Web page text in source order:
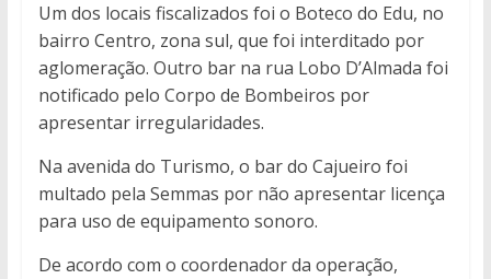
Um dos locais fiscalizados foi o Boteco do Edu, no
bairro Centro, zona sul, que foi interditado por
aglomeração. Outro bar na rua Lobo D’Almada foi
notificado pelo Corpo de Bombeiros por
apresentar irregularidades.
Na avenida do Turismo, o bar do Cajueiro foi
multado pela Semmas por não apresentar licença
para uso de equipamento sonoro.
De acordo com o coordenador da operação,